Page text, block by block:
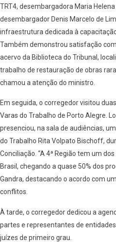
TRT4, desembargadora Maria
desembargador Denis Marcelo de
infraestrutura dedicada à
Também demonstrou satisfação
acervo da Biblioteca do Tribunal,
trabalho de restauração de obras
chamou a atenção do ministro.
Em seguida, o corregedor visitou
Varas do Trabalho de Porto Alegre.
presenciou, na sala de audiências,
do Trabalho Rita Volpato Bischoff,
Conciliação. “A 4ª Região tem um
Brasil, chegando a quase 50% dos
Gandra, destacando o acordo com
conflitos.
À tarde, o corregedor dedicou a
partes e representantes de
juízes de primeiro grau.